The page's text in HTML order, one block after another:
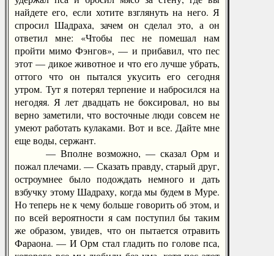
найдете его, если хотите взглянуть на него. Я
спросил Шадраха, зачем он сделал это, а он
ответил мне: «Чтобы пес не помешал нам
пройти мимо Фэнгов», — и прибавил, что пес
этот — дикое животное и что его лучше убрать,
оттого что он пытался укусить его сегодня
утром. Тут я потерял терпение и набросился на
негодяя. Я лет двадцать не боксировал, но вы
верно заметили, что восточные люди совсем не
умеют работать кулаками. Вот и все. Дайте мне
еще воды, сержант.
— Вполне возможно, — сказал Орм и
пожал плечами. — Сказать правду, старый друг,
остроумнее было подождать немного и дать
взбучку этому Шадраху, когда мы будем в Муре.
Но теперь не к чему больше говорить об этом, и
по всей вероятности я сам поступил бы таким
же образом, увидев, что он пытается отравить
Фараона. — И Орм стал гладить по голове пса,